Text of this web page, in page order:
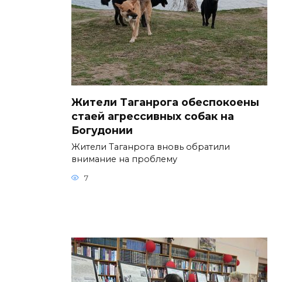
Жители Таганрога обеспокоены
стаей агрессивных собак на
Богудонии
Жители Таганрога вновь обратили
внимание на проблему
7